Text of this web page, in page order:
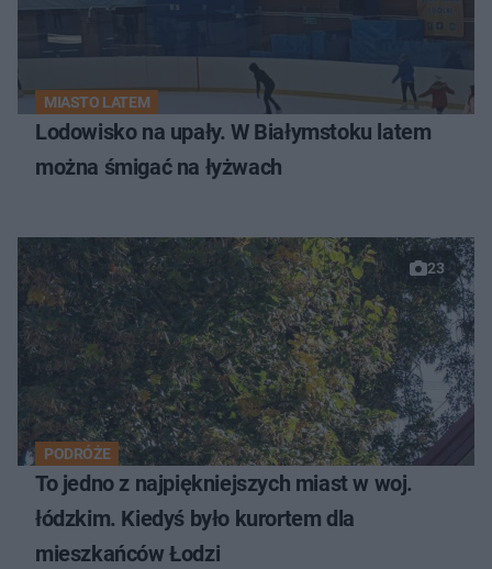
MIASTO LATEM
Lodowisko na upały. W Białymstoku latem
można śmigać na łyżwach
23
PODRÓŻE
To jedno z najpiękniejszych miast w woj.
łódzkim. Kiedyś było kurortem dla
mieszkańców Łodzi